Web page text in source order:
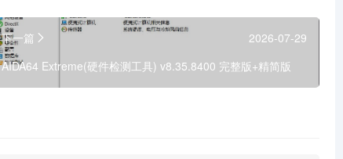
下一篇
2026-07-29
AIDA64 Extreme(硬件检测工具) v8.35.8400 完整版+精简版